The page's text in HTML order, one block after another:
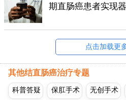
期直肠癌患者实现
点击加载更
其他结直肠癌治疗专题
科普答疑 保肛手术 无创手术